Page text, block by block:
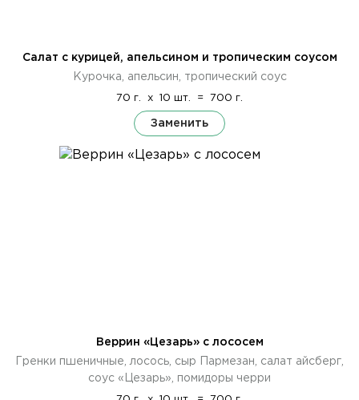
Салат с курицей, апельсином и тропическим соусом
Курочка, апельсин, тропический соус
70 г. x 10 шт. = 700 г.
Заменить
Веррин «Цезарь» с лососем
Гренки пшеничные, лосось, сыр Пармезан, салат айсберг,
соус «Цезарь», помидоры черри